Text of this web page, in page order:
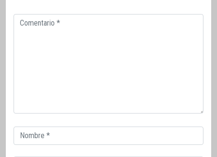
Comentario
Correo
electrónico